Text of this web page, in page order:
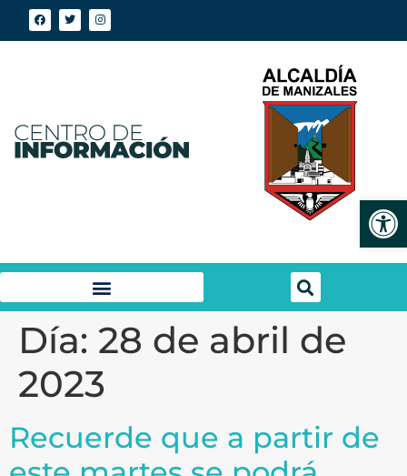
Día: 28 de abril de
2023
Recuerde que a partir de